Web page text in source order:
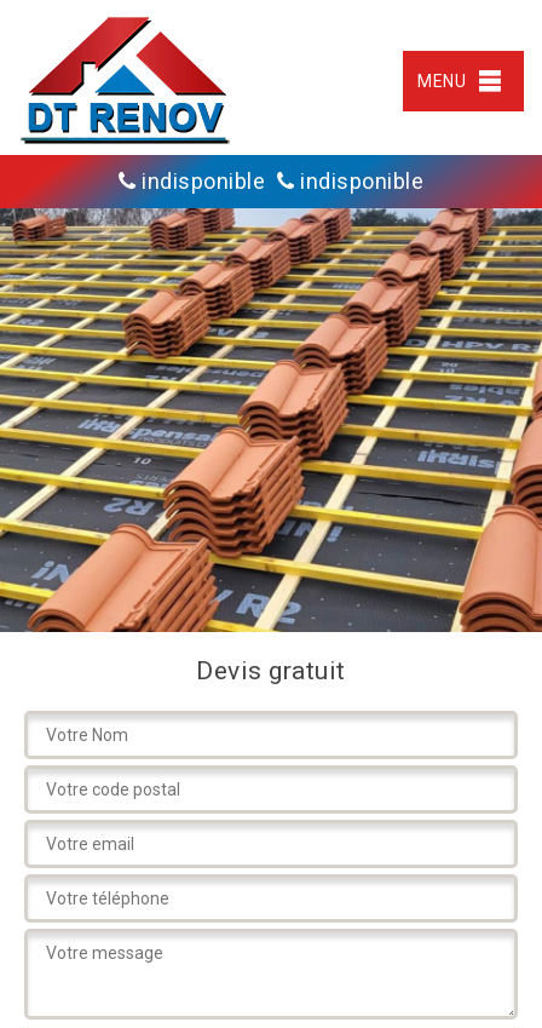
MENU
indisponible indisponible
Devis gratuit